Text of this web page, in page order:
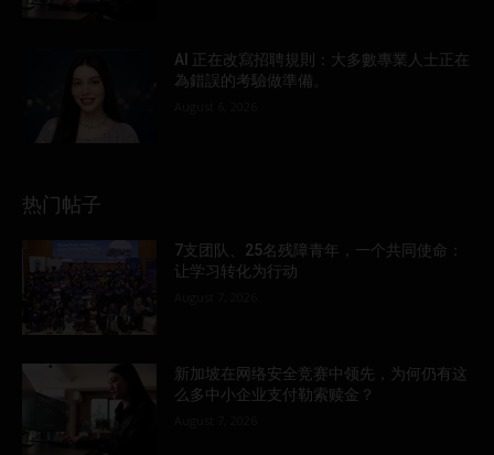
AI 正在改寫招聘規則：大多數專業人士正在
為錯誤的考驗做準備。
热门帖子
7支团队、25名残障青年，一个共同使命：
让学习转化为行动
新加坡在网络安全竞赛中领先，为何仍有这
么多中小企业支付勒索赎金？